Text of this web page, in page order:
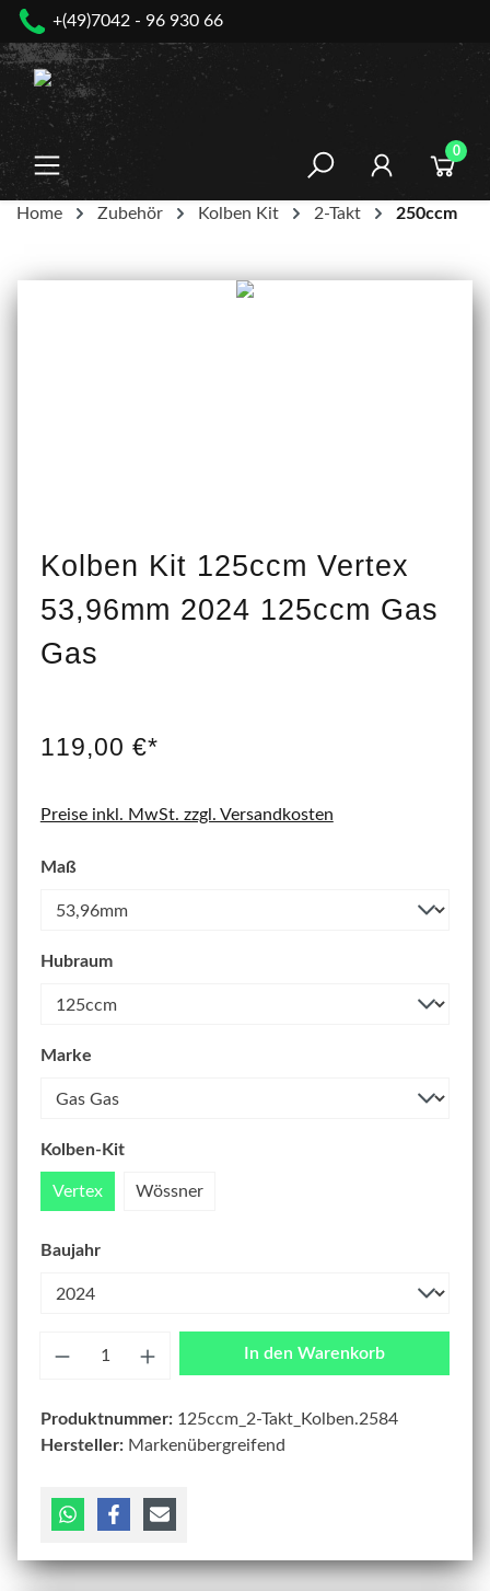
springen
+(49)7042 - 96 930 66
0
Home Zubehör Kolben Kit 2-Takt 250ccm
Kolben Kit 125ccm Vertex
53,96mm 2024 125ccm Gas
Gas
119,00 €*
Preise inkl. MwSt. zzgl. Versandkosten
Maß
Hubraum
Marke
Kolben-Kit
Vertex Wössner
Baujahr
In den Warenkorb
Produktnummer: 125ccm_2-Takt_Kolben.2584
Hersteller: Markenübergreifend